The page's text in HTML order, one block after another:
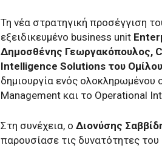
Τη νέα στρατηγική προσέγγιση
εξειδικευμένο business unit
Δημοσθένης Γεωργακόπουλος,
Intelligence Solutions του
δημιουργία ενός
Management και το Operational
Στη συνέχεια, ο Διονύσης
παρουσίασε τις δυνατότητες